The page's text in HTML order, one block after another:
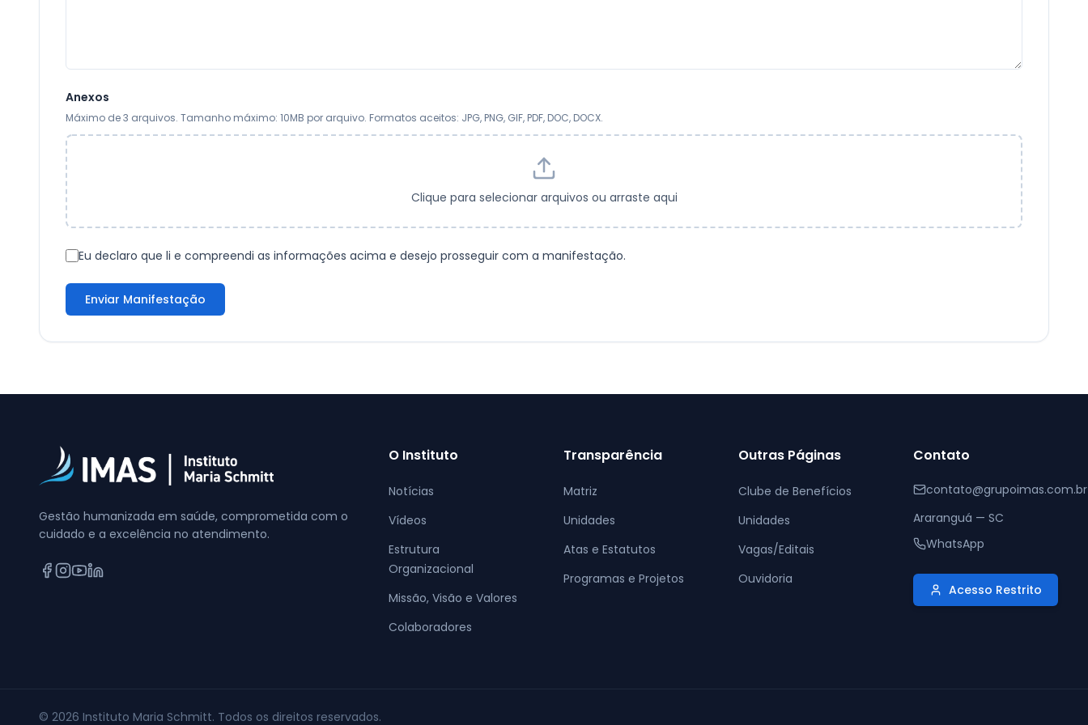
Anexos
Máximo de3 arquivos. Tamanho máximo: 10MB por arquivo. Formatos aceitos: JPG, PNG, GIF, PDF, DOC, DOCX.
Clique para selecionar arquivos ou arraste aqui
Eu declaro que li e compreendi as informações acima e desejo prosseguir com a manifestação.
Enviar Manifestação
Gestão humanizada em saúde, comprometida com o
cuidado e a excelência no atendimento.
O Instituto
Notícias
Vídeos
Estrutura
Organizacional
Missão, Visão e Valores
Colaboradores
Transparência
Matriz
Unidades
Atas e Estatutos
Programas e Projetos
Outras Páginas
Clube de Benefícios
Unidades
Vagas/Editais
Ouvidoria
Contato
contato@grupoimas.com.br
Araranguá — SC
WhatsApp
Acesso Restrito
© 2026 Instituto Maria Schmitt. Todos os direitos reservados.